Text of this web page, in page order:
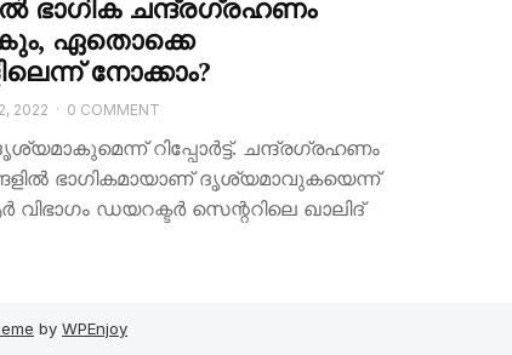
ഭാഗിക ചന്ദ്രഗ്രഹണം
ഏതൊക്കെ
നോക്കാം?
2022 · 0 COMMENT
റിപ്പോര്‍ട്ട്. ചന്ദ്രഗ്രഹണം
ഭാഗികമായാണ് ദൃശ്യമാവുകയെന്ന്
ഡയറക്ടര്‍ സെന്ററിലെ ഖാലിദ്
by WPEnjoy